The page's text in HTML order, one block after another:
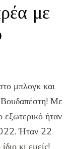
με
μπλογκ και
Βουδαπέστη! Με
εξωτερικό ήταν
Ήταν 22